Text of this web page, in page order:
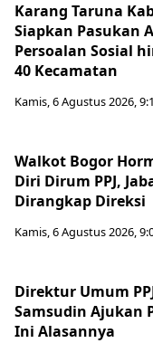
Karang Taruna
Siapkan Pasukan
Persoalan Sosial
40 Kecamatan
Kamis, 6 Agustus 2026,
Walkot Bogor
Diri Dirum PPJ,
Dirangkap Direksi
Kamis, 6 Agustus 2026,
Direktur Umum
Samsudin Ajukan
Ini Alasannya